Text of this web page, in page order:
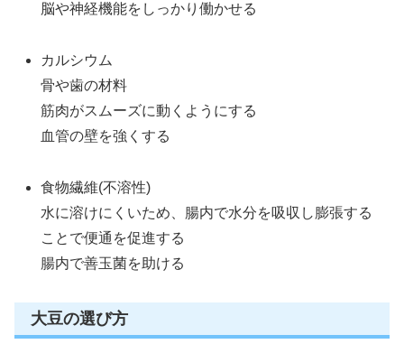
脳や神経機能をしっかり働かせる
カルシウム
骨や歯の材料
筋肉がスムーズに動くようにする
血管の壁を強くする
食物繊維(不溶性)
水に溶けにくいため、腸内で水分を吸収し膨張する
ことで便通を促進する
腸内で善玉菌を助ける
大豆の選び方